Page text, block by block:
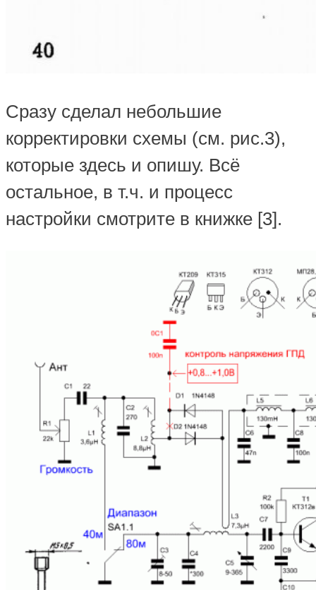
Сразу сделал небольшие
корректировки схемы (см. рис.3),
которые здесь и опишу. Всё
остальное, в т.ч. и процесс
настройки смотрите в книжке [3].